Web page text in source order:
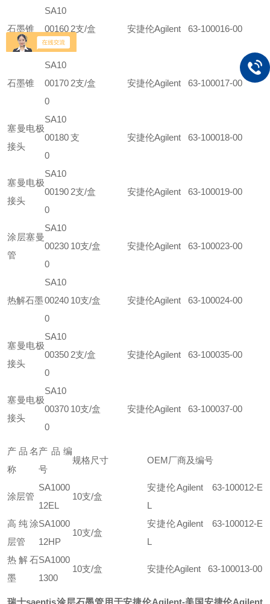
石墨锥
SA10
00160
0
2支/盒 安捷伦Agilent 63-100016-00
石墨锥
SA10
00170
0
2支/盒 安捷伦Agilent 63-100017-00
塞曼电极
接头
SA10
00180
0
支 安捷伦Agilent 63-100018-00
塞曼电极
接头
SA10
00190
0
2支/盒 安捷伦Agilent 63-100019-00
涂层塞曼
管
SA10
00230
0
10支/盒 安捷伦Agilent 63-100023-00
热解石墨
SA10
00240
0
10支/盒 安捷伦Agilent 63-100024-00
塞曼电极
接头
SA10
00350
0
2支/盒 安捷伦Agilent 63-100035-00
塞曼电极
接头
SA10
00370
0
10支/盒 安捷伦Agilent 63-100037-00
产品名
称
产品编
号
规格尺寸 OEM厂商及编号
涂层管
SA1000
12EL
10支/盒
安捷伦Agilent 63-100012-E
L
高纯涂
层管
SA1000
12HP
10支/盒
安捷伦Agilent 63-100012-E
L
热解石
墨
SA1000
1300
10支/盒 安捷伦Agilent 63-100013-00